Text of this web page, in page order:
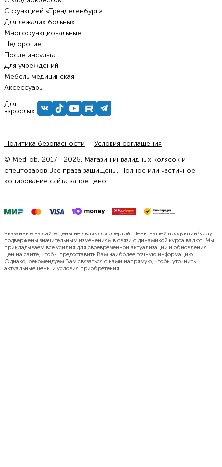
С функцией «Тренделенбург»
Для лежачих больных
Многофункциональные
Недорогие
После инсульта
Для учреждений
Мебель медицинская
Аксессуары
Для
взрослых
Политика безопасности
Условия соглашения
© Med-ob, 2017 - 2026. Магазин инвалидных колясок и
спецтоваров Все права защищены. Полное или частичное
копирование сайта запрещено.
Указанные на сайте цены не являются офертой. Цены нашей продукции/услуг
подвержены значительным изменениям в связи с динамикой курса валют. Мы
прикладываем все усилия для своевременной актуализации и обновления
цен на сайте, чтобы предоставить Вам наиболее точную информацию.
Однако, рекомендуем Вам связаться с нами напрямую, чтобы уточнить
актуальные цены и условия приобретения.